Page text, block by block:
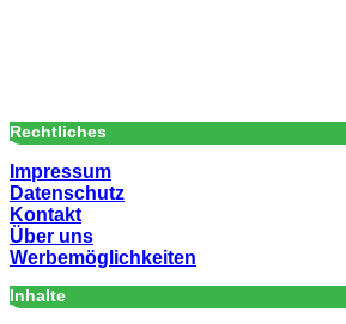
Rechtliches
Impressum
Datenschutz
Kontakt
Über uns
Werbemöglichkeiten
Inhalte